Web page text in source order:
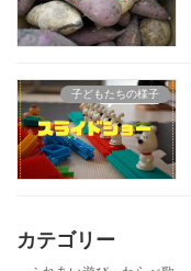
子どもたちの様子
カテゴリー